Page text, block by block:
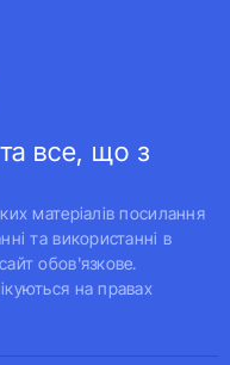
все, що з
матеріалів посилання
та використанні в
обов'язкове.
на правах